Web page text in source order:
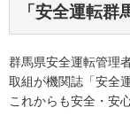
「安全運転
群馬県安全運転管理
取組が機関誌「安全
これからも安全・安